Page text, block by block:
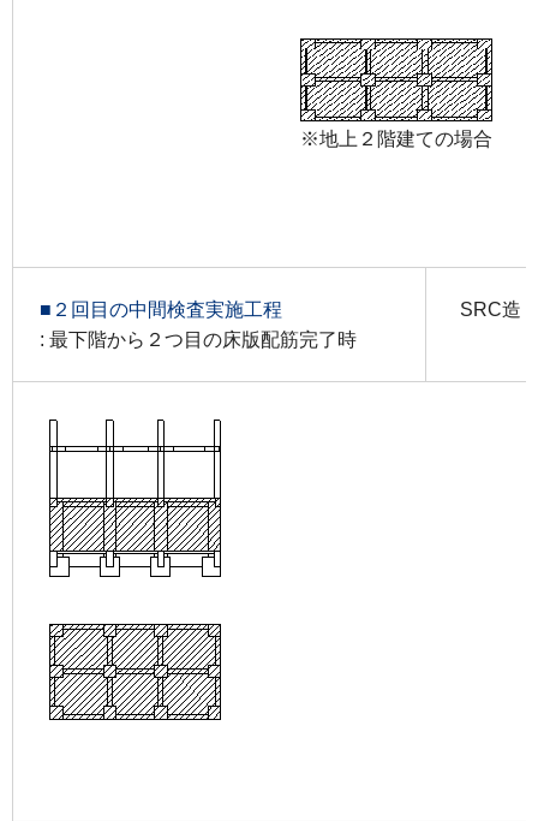
※地上２階建ての場合
■２回目の中間検査実施工程
: 最下階から２つ目の床版配筋完了時
SRC造